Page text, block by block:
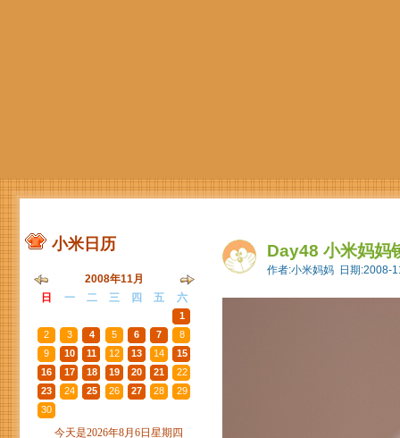
Day48 小米妈妈
作者:小米妈妈 日期:2008-
小米日历
2008年11月
日
一 二 三 四 五 六
1
2
3 4 5 6 7
8
9
10 11 12 13 14
15
16
17 18 19 20 21
22
23
24 25 26 27 28
29
30
今天是2026年8月6日星期四